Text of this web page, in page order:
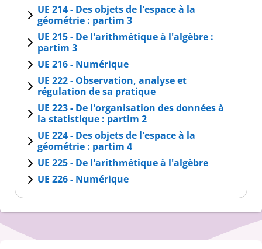
UE 214 - Des objets de l'espace à la
géométrie : partim 3
UE 215 - De l'arithmétique à l'algèbre :
partim 3
UE 216 - Numérique
UE 222 - Observation, analyse et
régulation de sa pratique
UE 223 - De l'organisation des données à
la statistique : partim 2
UE 224 - Des objets de l'espace à la
géométrie : partim 4
UE 225 - De l'arithmétique à l'algèbre
UE 226 - Numérique